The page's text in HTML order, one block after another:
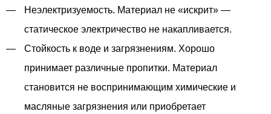
Неэлектризуемость. Материал не «искрит» —
статическое электричество не накапливается.
Стойкость к воде и загрязнениям. Хорошо
принимает различные пропитки. Материал
становится не воспринимающим химические и
масляные загрязнения или приобретает